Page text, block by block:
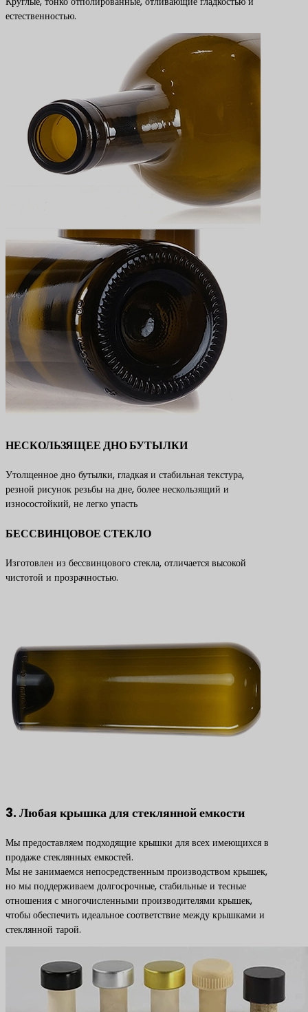
естественностью.
НЕСКОЛЬЗЯЩЕЕ ДНО БУТЫЛКИ
Утолщенное дно бутылки, гладкая и стабильная текстура,
резной рисунок резьбы на дне, более нескользящий и
износостойкий, не легко упасть
БЕССВИНЦОВОЕ СТЕКЛО
Изготовлен из бессвинцового стекла, отличается высокой
чистотой и прозрачностью.
3. Любая крышка для стеклянной емкости
Мы предоставляем подходящие крышки для всех имеющихся в
продаже стеклянных емкостей.
Мы не занимаемся непосредственным производством крышек,
но мы поддерживаем долгосрочные, стабильные и тесные
отношения с многочисленными производителями крышек,
чтобы обеспечить идеальное соответствие между крышками и
стеклянной тарой.